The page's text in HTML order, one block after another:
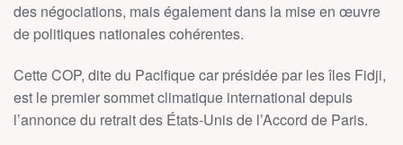
des négociations, mais également dans la mise en œuvre
de politiques nationales cohérentes.
Cette COP, dite du Pacifique car présidée par les îles Fidji,
est le premier sommet climatique international depuis
l’annonce du retrait des États-Unis de l’Accord de Paris.